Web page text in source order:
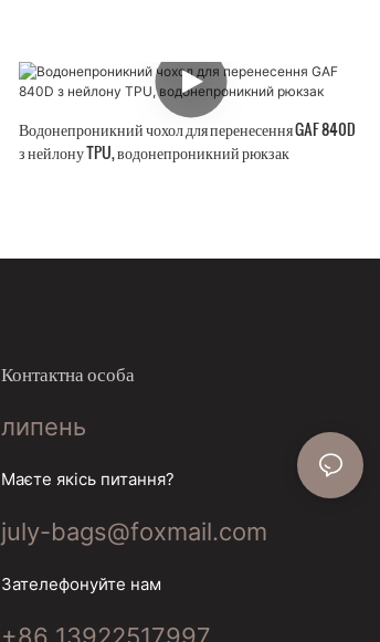
Водонепроникний чохол для перенесення GAF 840D
з нейлону TPU, водонепроникний рюкзак
Контактна особа
липень
Маєте якісь питання?
july-bags@foxmail.com
Зателефонуйте нам
+86 13922517997